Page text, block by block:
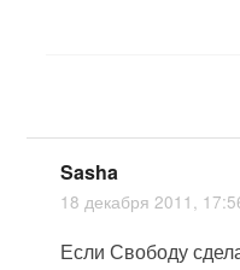
Sasha
18 декабря 2011,
Если Свободу